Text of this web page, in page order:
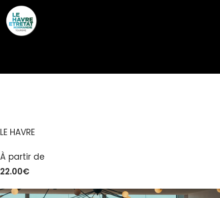
LE HAVRE
À partir de
22.00€
Cookies management panel